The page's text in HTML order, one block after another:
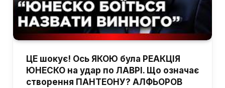
ЦЕ шокує! Ось ЯКОЮ була РЕАКЦІЯ
ЮНЕСКО на удар по ЛАВРІ. Що означає
створення ПАНТЕОНУ? АЛФЬОРОВ